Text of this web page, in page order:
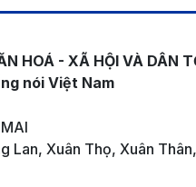
HOÁ - XÃ HỘI VÀ DÂN
nói Việt Nam
Lan, Xuân Thọ, Xuân